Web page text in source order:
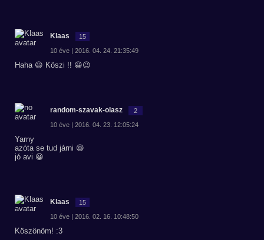
Klaas 15
10 éve | 2016. 04. 24. 21:35:49
Haha 😃 Köszi !! 😀😉
random-szavak-olasz 2
10 éve | 2016. 04. 23. 12:05:24
Yarny
azóta se tud járni 😆
jó avi 😀
Klaas 15
10 éve | 2016. 02. 16. 10:48:50
Köszönöm! :3